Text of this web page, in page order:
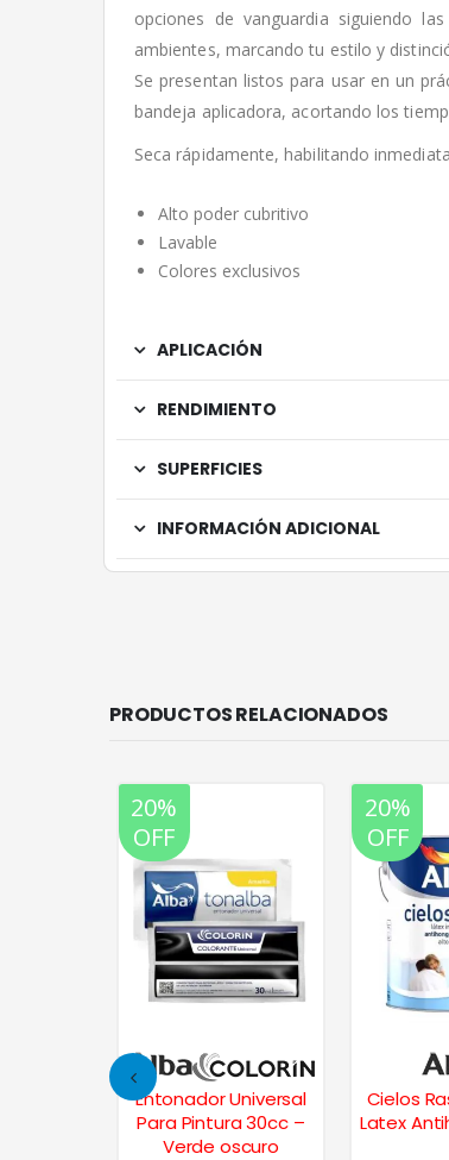
opciones de vanguardia siguiendo
ambientes, marcando tu estilo y
Se presentan listos para usar en un
bandeja aplicadora, acortando los
Seca rápidamente, habilitando
Alto poder cubritivo
Lavable
Colores exclusivos
APLICACIÓN
RENDIMIENTO
SUPERFICIES
INFORMACIÓN ADICIONAL
PRODUCTOS RELACIONADOS
20%
OFF
Entonador Universal
Para Pintura 30cc –
Verde oscuro
20%
OFF
Cielos
Latex